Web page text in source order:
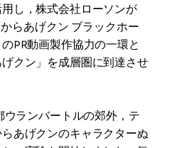
し，株式会社ローソンが
らあげクン ブラックホー
PR動画製作協力の一環と
クン」を成層圏に到達させ
ランバートルの郊外，テ
あげクンのキャラクターぬ